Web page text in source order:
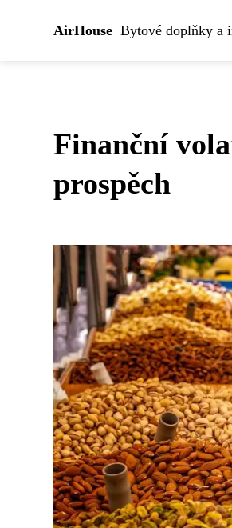
AirHouse Bytové doplňky a
Finanční
prospěch